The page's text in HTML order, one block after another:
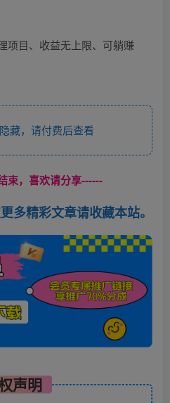
藏，请付费后查看
束，喜欢请分享------
多精彩文章请收藏本站。
声明